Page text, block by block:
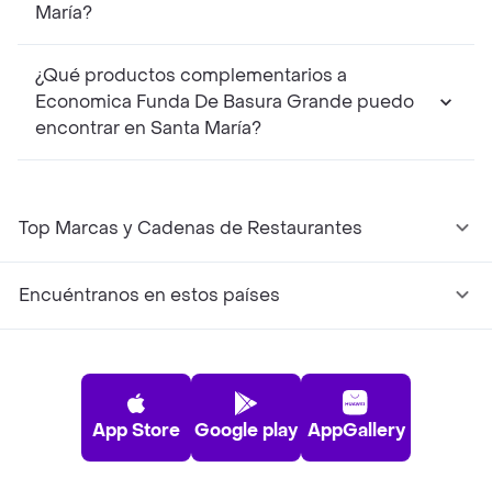
María?
¿Qué productos complementarios a
Economica Funda De Basura Grande puedo
encontrar en Santa María?
Top Marcas y Cadenas de Restaurantes
Encuéntranos en estos países
App Store Google play AppGallery